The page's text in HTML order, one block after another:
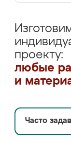
проекту:
любые
и
Часто